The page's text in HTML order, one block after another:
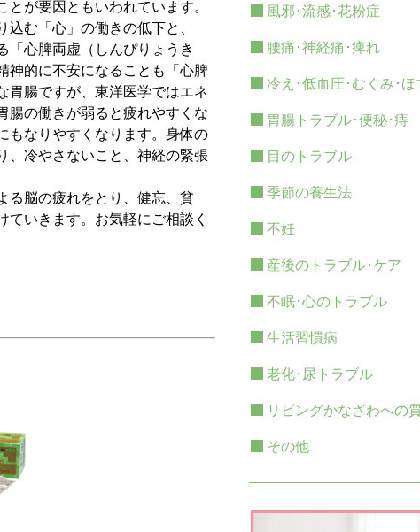
が要因ともいわれています。
む「心」の働きの低下と、
「心脾両虚（しんぴりょうき
神的に不安になることも「心脾
腸ですが、東洋医学ではエネ
腸の働きが弱ると疲れやすくな
もなりやすくなります。身体の
、冷やさないこと、神経の緊張
る脳の疲れをとり、健忘、貧
いきます。お気軽にご相談く
風邪･流感･花粉症
腰痛･神経痛･痺れ
冷え･低血圧･むくみ･ほ
胃腸トラブル･便秘･痔
目のトラブル
季節の養生法
不妊
産後のトラブル･ケア
不眠･心のトラブル
生活習慣病
老化･尿トラブル
リビングかなざわへの
その他